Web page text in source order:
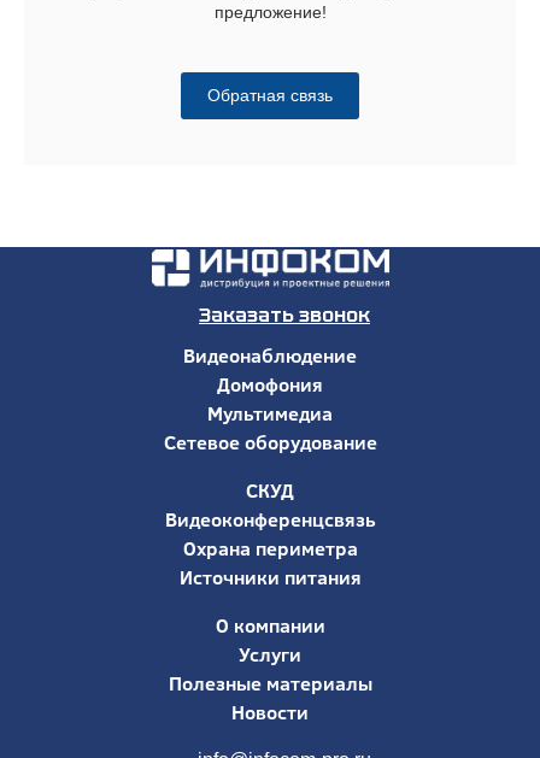
предложение!
Обратная связь
Заказать звонок
Видеонаблюдение
Домофония
Мультимедиа
Сетевое оборудование
СКУД
Видеоконференцсвязь
Охрана периметра
Источники питания
О компании
Услуги
Полезные материалы
Новости